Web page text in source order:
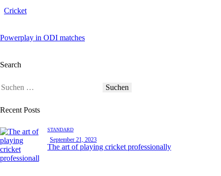
Cricket
Powerplay in ODI matches
Search
Recent Posts
STANDARD
September 21, 2023
The art of playing cricket professionally